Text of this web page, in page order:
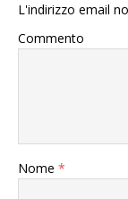
L'indirizzo email
Commento
Nome *